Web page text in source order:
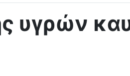
υγρών